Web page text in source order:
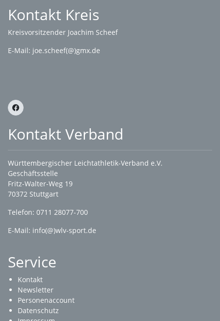
Kontakt Kreis
Kreisvorsitzender Joachim Scheef
E-Mail: joe.scheef(@)gmx.de
Kontakt Verband
Württembergischer Leichtathletik-Verband e.V.
Geschäftsstelle
Fritz-Walter-Weg 19
70372 Stuttgart
Telefon: 0711 28077-700
E-Mail: info(@)wlv-sport.de
Service
Kontakt
Newsletter
Personenaccount
Datenschutz